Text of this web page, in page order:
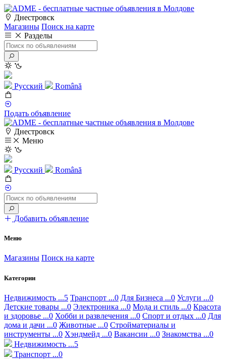
Днестровск
Магазины Поиск на карте
Разделы
Русский Română
Подать объявление
Днестровск
Меню
Русский Română
Добавить объявление
Меню
Магазины Поиск на карте
Категории
Недвижимость ...5 Транспорт ...0 Для Бизнеса ...0 Услуги ...0
Детские товары ...0 Электроника ...0 Мода и стиль ...0 Красота
и здоровье ...0 Хобби и развлечения ...0 Спорт и отдых ...0 Для
дома и дачи ...0 Животные ...0 Стройматериалы и
инструменты ...0 Хэндмейд ...0 Вакансии ...0 Знакомства ...0
Недвижимость ...5
Транспорт ...0